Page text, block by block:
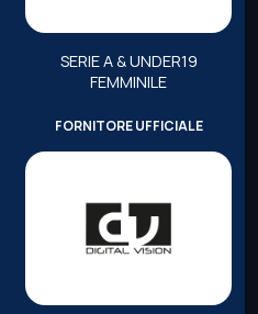
SERIE A & UNDER19
FEMMINILE
FORNITORE UFFICIALE